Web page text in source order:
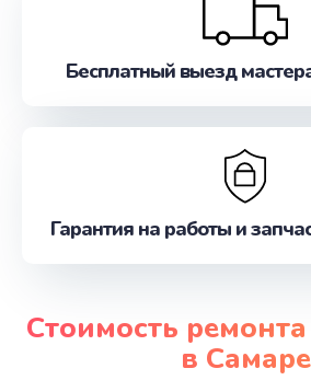
Бесплатный выезд
Гарантия на работы и
Стоимость
в Самаре